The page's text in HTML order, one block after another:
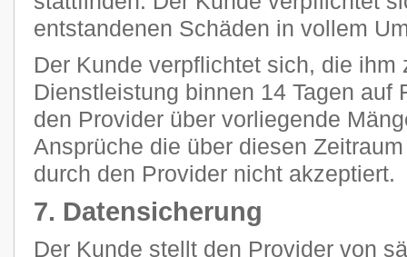
entstandenen Schäden in vollem
Der Kunde verpflichtet sich, die ihm
Dienstleistung binnen 14 Tagen auf
den Provider über vorliegende
Ansprüche die über diesen
durch den Provider nicht akzeptiert.
7. Datensicherung
Der Kunde stellt den Provider von